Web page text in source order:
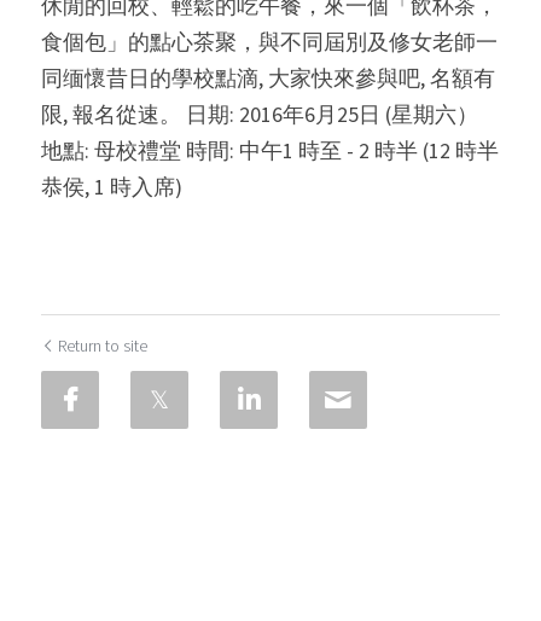
食個包」的點心茶聚，與不同屆別及修女老師一
同缅懷昔日的學校點滴, 大家快來參與吧, 名額有
限, 報名從速。 日期: 2016年6月25日 (星期六）
地點: 母校禮堂 時間: 中午1 時至 - 2 時半 (12 時半
恭侯, 1 時入席)
Return to site